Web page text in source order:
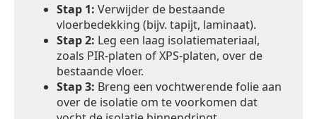
Stap 1: Verwijder de bestaande
vloerbedekking (bijv. tapijt, laminaat).
Stap 2: Leg een laag isolatiemateriaal,
zoals PIR-platen of XPS-platen, over de
bestaande vloer.
Stap 3: Breng een vochtwerende folie aan
over de isolatie om te voorkomen dat